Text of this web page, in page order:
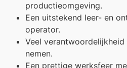
productieomgeving.
Een uitstekend leer- en
operator.
Veel
nemen.
Een prettige werksfeer